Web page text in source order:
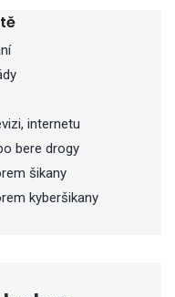
internetu
bere drogy
šikany
kyberšikany